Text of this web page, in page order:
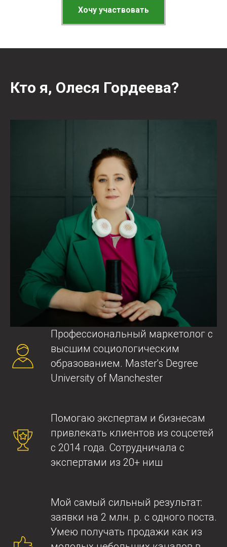
Хочу участвовать
Кто я, Олеся Гордеева?
Профессиональный маркетолог с
высшим социологическим
образованием. Master's Degree
University of Manchester
Помогаю экспертам и бизнесам
привлекать клиентов из соцсетей
с 2014 года. Сотрудничала с
экспертами из 20+ ниш
Мой самый сильный результат:
заявки на 2 млн. р. с одного поста.
Умею получать продажи как из